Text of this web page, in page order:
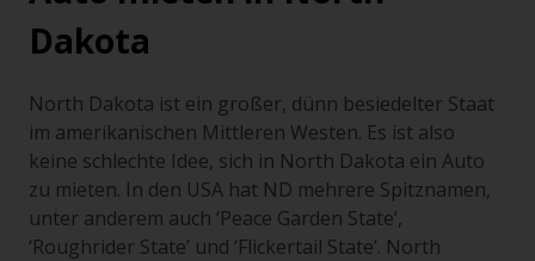
Dakota
North Dakota ist ein großer, dünn besiedelter Staat
im amerikanischen Mittleren Westen. Es ist also
keine schlechte Idee, sich in North Dakota ein Auto
zu mieten. In den USA hat ND mehrere Spitznamen,
unter anderem auch ‘Peace Garden State’,
‘Roughrider State’ und ‘Flickertail State’. North